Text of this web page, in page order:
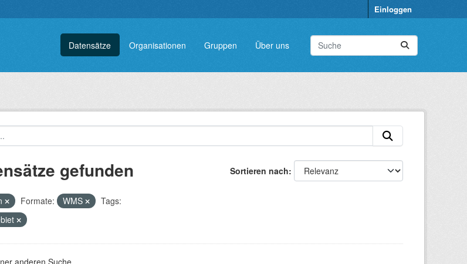
Einloggen
Datensätze Organisationen Gruppen Über uns
Sortieren nach
gefunden
Formate: WMS
Tags:
anderen Suche.